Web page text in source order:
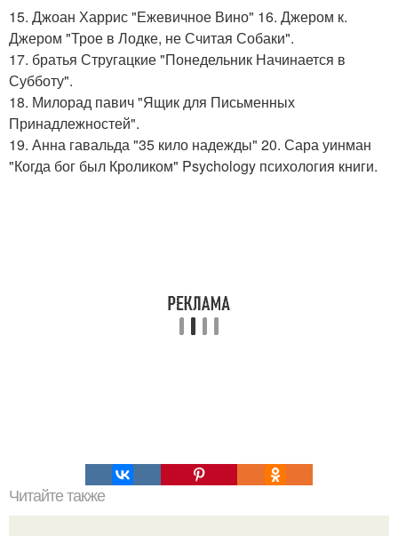
15. Джоан Харрис "Ежевичное Вино" 16. Джером к.
Джером "Трое в Лодке, не Считая Собаки".
17. братья Стругацкие "Понедельник Начинается в
Субботу".
18. Милорад павич "Ящик для Письменных
Принадлежностей".
19. Анна гавальда "35 кило надежды" 20. Сара уинман
"Когда бог был Кроликом" Psychology психология книги.
Читайте также